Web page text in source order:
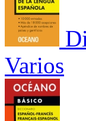
Varios